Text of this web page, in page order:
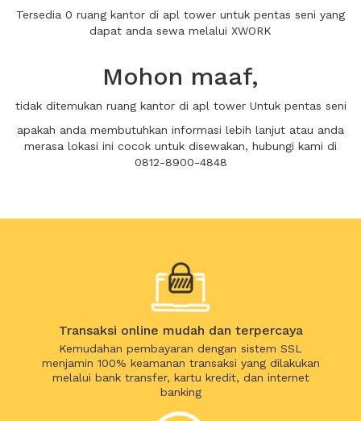
Tersedia 0 ruang kantor di apl tower untuk pentas seni yang
dapat anda sewa melalui XWORK
Mohon maaf,
tidak ditemukan ruang kantor di apl tower Untuk pentas seni
apakah anda membutuhkan informasi lebih lanjut atau anda
merasa lokasi ini cocok untuk disewakan, hubungi kami di
0812-8900-4848
Transaksi online mudah dan terpercaya
Kemudahan pembayaran dengan sistem SSL
menjamin 100% keamanan transaksi yang dilakukan
melalui bank transfer, kartu kredit, dan internet
banking